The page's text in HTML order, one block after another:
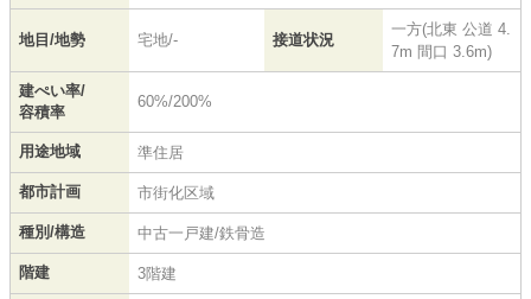
地目/地勢 宅地/- 接道状況
一方(北東 公道 4.
7m 間口 3.6m)
建ぺい率/
容積率
60%/200%
用途地域 準住居
都市計画 市街化区域
種別/構造 中古一戸建/鉄骨造
階建 3階建